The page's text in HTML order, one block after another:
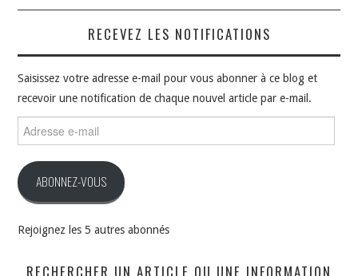
RECEVEZ LES NOTIFICATIONS
Saisissez votre adresse e-mail pour vous abonner à ce blog et
recevoir une notification de chaque nouvel article par e-mail.
e-
ABONNEZ-VOUS
Rejoignez les 5 autres abonnés
RECHERCHER UN ARTICLE OU UNE INFORMATION